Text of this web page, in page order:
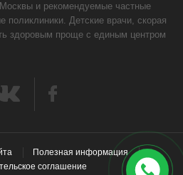
и рекомендуемые частные
поликлиники. Детские врачи, скорая
здоровым проще с единым центром
Полезная информация
соглашение